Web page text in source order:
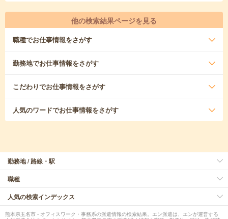
他の検索結果ページを見る
職種でお仕事情報をさがす
勤務地でお仕事情報をさがす
こだわりでお仕事情報をさがす
人気のワードでお仕事情報をさがす
勤務地 / 路線・駅
職種
人気の検索インデックス
熊本県玉名市 - オフィスワーク・事務系の派遣情報の検索結果。エン派遣は、エンが運営する